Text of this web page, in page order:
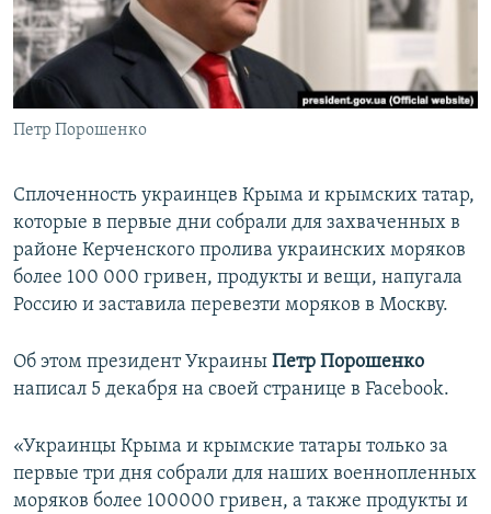
ПОБЕДИТЕЛЕЙ НЕ СУДЯТ?
КРЫМ.НЕПОКОРЕННЫЙ
ELIFBE
УКРАИНСКАЯ ПРОБЛЕМА КРЫМА
ПРИСОЕДИНЯЙТЕСЬ!
Петр Порошенко
Сплоченность украинцев Крыма и крымских татар,
которые в первые дни собрали для захваченных в
районе Керченского пролива украинских моряков
более 100 000 гривен, продукты и вещи, напугала
Россию и заставила перевезти моряков в Москву.
Об этом президент Украины Петр Порошенко
написал 5 декабря на своей странице в Facebook.
«Украинцы Крыма и крымские татары только за
первые три дня собрали для наших военнопленных
моряков более 100000 гривен, а также продукты и